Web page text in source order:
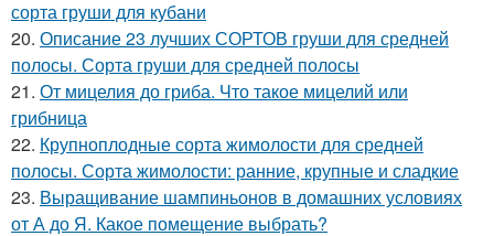
сорта груши для кубани
20. Описание 23 лучших СОРТОВ груши для средней
полосы. Сорта груши для средней полосы
21. От мицелия до гриба. Что такое мицелий или
грибница
22. Крупноплодные сорта жимолости для средней
полосы. Сорта жимолости: ранние, крупные и сладкие
23. Выращивание шампиньонов в домашних условиях
от А до Я. Какое помещение выбрать?